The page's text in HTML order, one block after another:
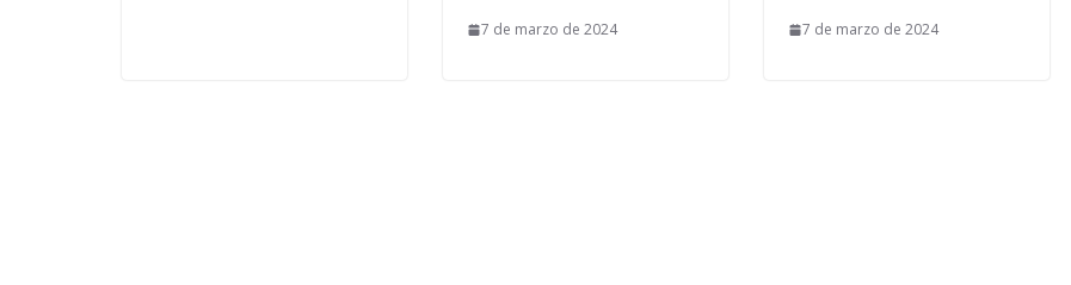
7 de marzo de 2024 7 de marzo de 2024